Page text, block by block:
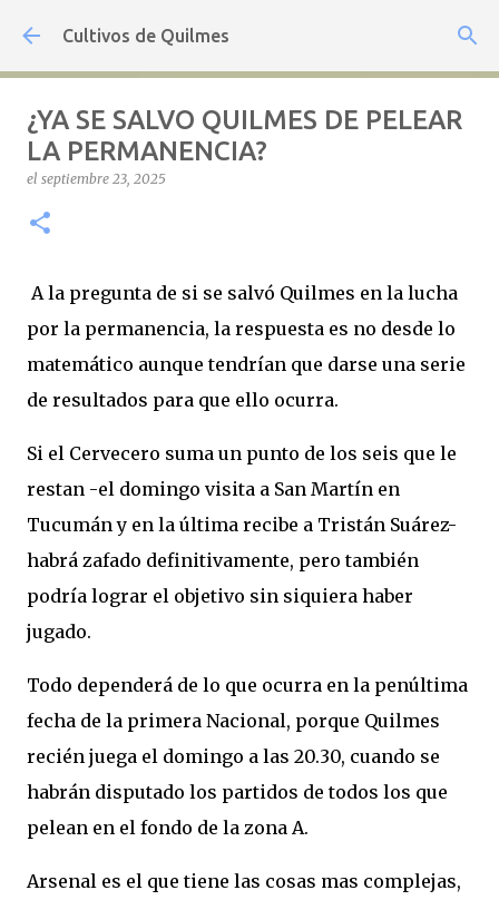
Ir al contenido principal
Cultivos de Quilmes
¿YA SE SALVO QUILMES DE PELEAR
LA PERMANENCIA?
el septiembre 23, 2025
A la pregunta de si se salvó Quilmes en la lucha
por la permanencia, la respuesta es no desde lo
matemático aunque tendrían que darse una serie
de resultados para que ello ocurra.
Si el Cervecero suma un punto de los seis que le
restan -el domingo visita a San Martín en
Tucumán y en la última recibe a Tristán Suárez-
habrá zafado definitivamente, pero también
podría lograr el objetivo sin siquiera haber
jugado.
Todo dependerá de lo que ocurra en la penúltima
fecha de la primera Nacional, porque Quilmes
recién juega el domingo a las 20.30, cuando se
habrán disputado los partidos de todos los que
pelean en el fondo de la zona A.
Arsenal es el que tiene las cosas mas complejas,